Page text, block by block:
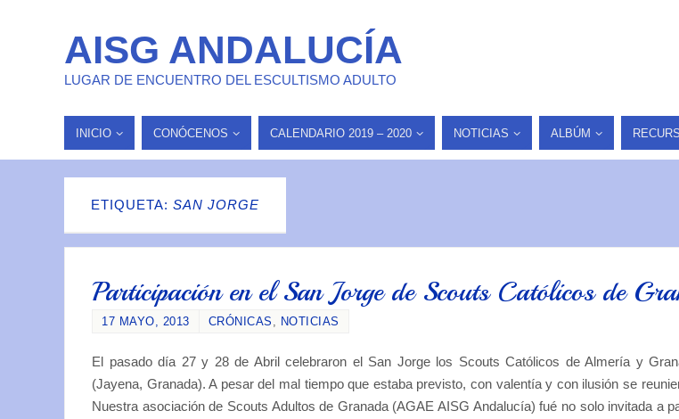
AISG ANDALUCÍA
LUGAR DE ENCUENTRO DEL ESCULTISMO ADULTO
INICIO CONÓCENOS CALENDARIO 2019 – 2020 NOTICIAS ALBÚM
ETIQUETA: SAN JORGE
Participación en el San Jorge de Scouts Católicos de
17 MAYO, 2013 CRÓNICAS , NOTICIAS
El pasado día 27 y 28 de Abril celebraron el San Jorge los Scouts Católicos de Almería y
(Jayena, Granada). A pesar del mal tiempo que estaba previsto, con valentía y con ilusión se
Nuestra asociación de Scouts Adultos de Granada (AGAE AISG Andalucía) fué no solo invitada a